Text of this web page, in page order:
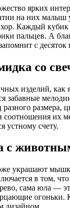
ярких
на них малыш
Каждый
пальцев. А
с десяток
со
изделий, как
забавные
размера,
соотношения их
устному счету.
с
украшают
в том,
сама юла —